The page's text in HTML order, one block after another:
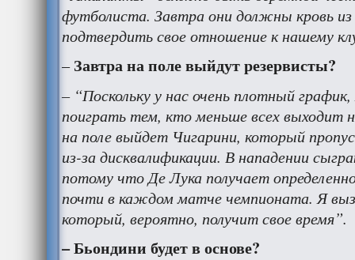
футболиста. Завтра они должны кровь
подтвердить свое отношение к нашему
–Завтра на поле выйдут резервисты?
– “Поскольку у нас очень плотный
поиграть тем, кто меньше всех выходит
на поле выйдет Чигарини, который
из-за дисквалификации. В нападении
потому что Де Лука получает
почти в каждом матче чемпионата. Я
который, вероятно, получит свое время”.
– Бьондини будет в основе?